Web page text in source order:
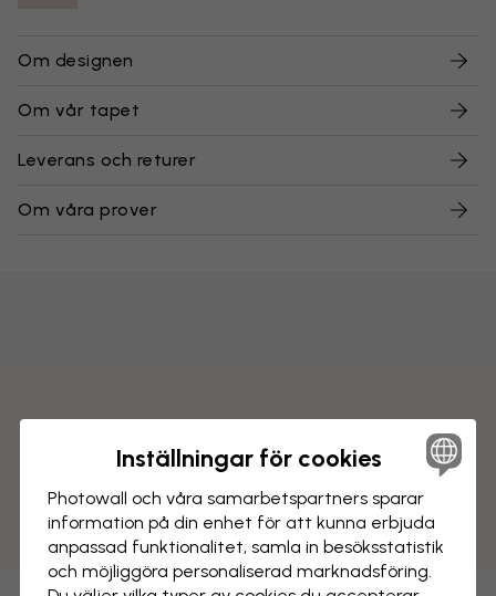
Om designen
Om vår tapet
Leverans och returer
Om våra prover
Inställningar för cookies
Photowall och våra samarbets­partners sparar
information på din enhet för att kunna erbjuda
anpassad funktionalitet, samla in besöks­statistik
och möjliggöra personaliserad marknads­föring.